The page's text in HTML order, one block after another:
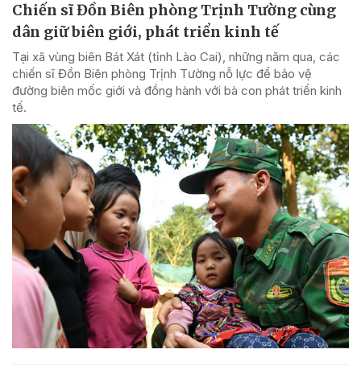
Chiến sĩ Đồn Biên phòng Trịnh Tường cùng
dân giữ biên giới, phát triển kinh tế
Tại xã vùng biên Bát Xát (tỉnh Lào Cai), những năm qua, các
chiến sĩ Đồn Biên phòng Trịnh Tường nỗ lực để bảo vệ
đường biên mốc giới và đồng hành với bà con phát triển kinh
tế.